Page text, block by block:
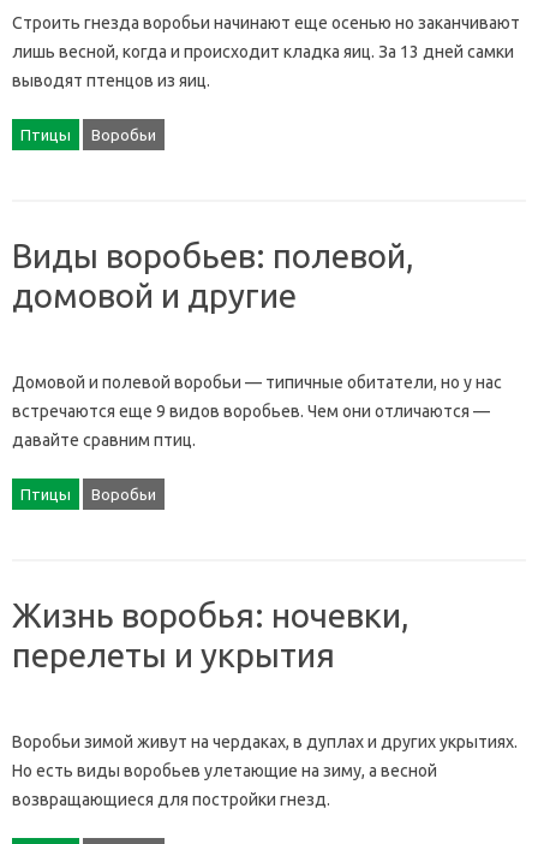
Строить гнезда воробьи начинают еще осенью но заканчивают
лишь весной, когда и происходит кладка яиц. За 13 дней самки
выводят птенцов из яиц.
Птицы Воробьи
Виды воробьев: полевой,
домовой и другие
Домовой и полевой воробьи — типичные обитатели, но у нас
встречаются еще 9 видов воробьев. Чем они отличаются —
давайте сравним птиц.
Птицы Воробьи
Жизнь воробья: ночевки,
перелеты и укрытия
Воробьи зимой живут на чердаках, в дуплах и других укрытиях.
Но есть виды воробьев улетающие на зиму, а весной
возвращающиеся для постройки гнезд.